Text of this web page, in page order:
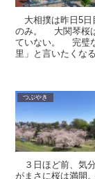
大相撲は昨日5日
のみ。 大関琴桜
ていない。 完璧
里」と言いたくな
つぶやき
３日ほど前、気
がまさに桜は満開